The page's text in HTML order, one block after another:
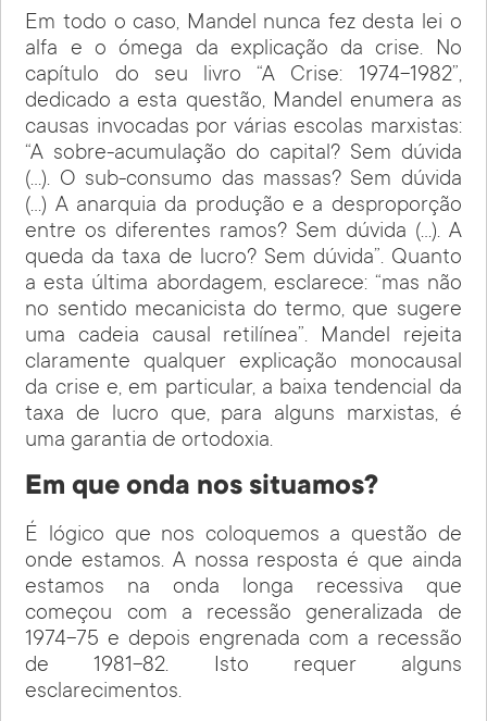
Em todo o caso, Mandel nunca fez desta lei o
alfa e o ómega da explicação da crise. No
capítulo do seu livro “A Crise: 1974-1982”,
dedicado a esta questão, Mandel enumera as
causas invocadas por várias escolas marxistas:
“A sobre-acumulação do capital? Sem dúvida
(…). O sub-consumo das massas? Sem dúvida
(…) A anarquia da produção e a desproporção
entre os diferentes ramos? Sem dúvida (…). A
queda da taxa de lucro? Sem dúvida”. Quanto
a esta última abordagem, esclarece: “mas não
no sentido mecanicista do termo, que sugere
uma cadeia causal retilínea”. Mandel rejeita
claramente qualquer explicação monocausal
da crise e, em particular, a baixa tendencial da
taxa de lucro que, para alguns marxistas, é
uma garantia de ortodoxia.
Em que onda nos situamos?
É lógico que nos coloquemos a questão de
onde estamos. A nossa resposta é que ainda
estamos na onda longa recessiva que
começou com a recessão generalizada de
1974-75 e depois engrenada com a recessão
de 1981-82. Isto requer alguns
esclarecimentos.